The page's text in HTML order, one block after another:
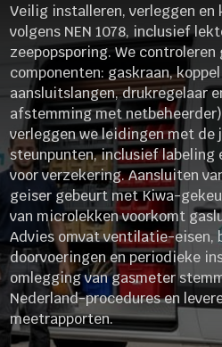
Veilig installeren, verleggen en
volgens NEN 1078, inclusief
zeepopsporing. We
componenten: gaskraan,
aansluitslangen, drukregelaar
afstemming met
verleggen we leidingen met
steunpunten, inclusief
voor verzekering. Aansluiten
geiser gebeurt met Kiwa-
van microlekken voorkomt
Advies omvat ventilatie-eisen,
doorvoeringen en periodieke
omlegging van gasmeter
Nederland-procedures en
meetrapporten.